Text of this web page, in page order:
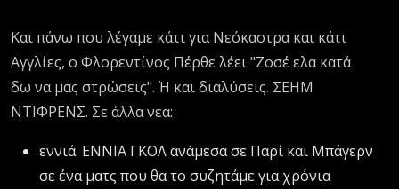
Και πάνω που λέγαμε κάτι για Νεόκαστρα και κάτι
Αγγλίες, ο Φλορεντίνος Πέρθε λέει "Ζοσέ ελα κατά
δω να μας στρώσεις". Ή και διαλύσεις. ΣΕΗΜ
ΝΤΙΦΡΕΝΣ. Σε άλλα νεα:
εννιά. ΕΝΝΙΑ ΓΚΟΛ ανάμεσα σε Παρί και Μπάγερν
σε ένα ματς που θα το συζητάμε για χρόνια